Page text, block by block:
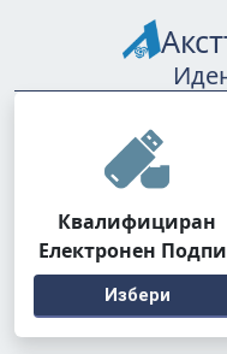
Квалифициран
Електронен
Избери